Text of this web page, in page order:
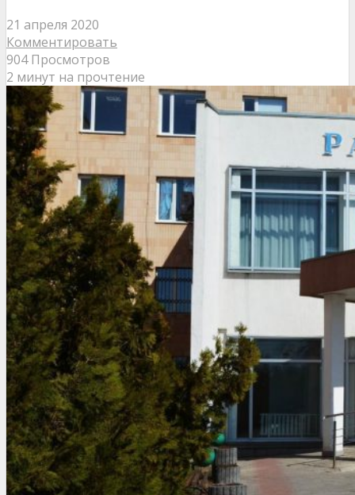
21 апреля 2020
Комментировать
904 Просмотров
2 минут на прочтение